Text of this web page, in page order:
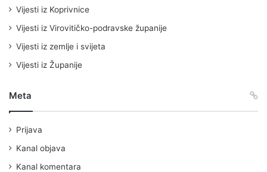
Vijesti iz Koprivnice
Vijesti iz Virovitičko-podravske županije
Vijesti iz zemlje i svijeta
Vijesti iz Županije
Meta
Prijava
Kanal objava
Kanal komentara